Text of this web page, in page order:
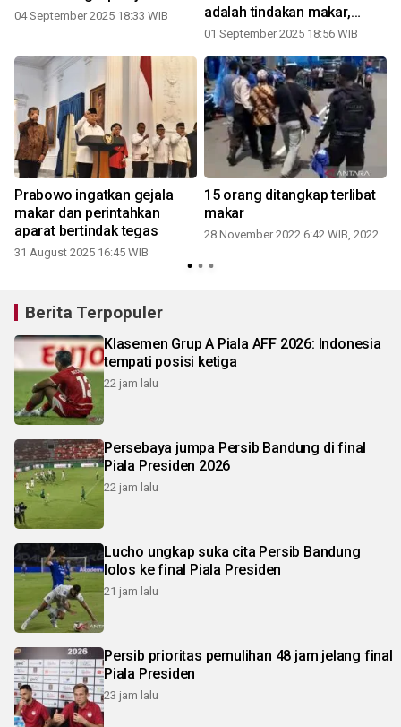
04 September 2025 18:33 WIB
adalah tindakan makar,
bukan penyampaian aspirasi
01 September 2025 18:56 WIB
Prabowo ingatkan gejala
makar dan perintahkan
aparat bertindak tegas
31 August 2025 16:45 WIB
15 orang ditangkap terlibat
makar
28 November 2022 6:42 WIB, 2022
Berita Terpopuler
Klasemen Grup A Piala AFF 2026: Indonesia
tempati posisi ketiga
22 jam lalu
Persebaya jumpa Persib Bandung di final
Piala Presiden 2026
22 jam lalu
Lucho ungkap suka cita Persib Bandung
lolos ke final Piala Presiden
21 jam lalu
Persib prioritas pemulihan 48 jam jelang final
Piala Presiden
23 jam lalu